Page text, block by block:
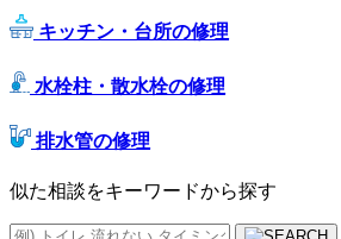
キッチン・台所の修理
水栓柱・散水栓の修理
排水管の修理
似た相談をキーワードから探す